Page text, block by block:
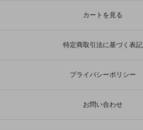
カートを見る
特定商取引法に基づく表記
プライバシーポリシー
お問い合わせ